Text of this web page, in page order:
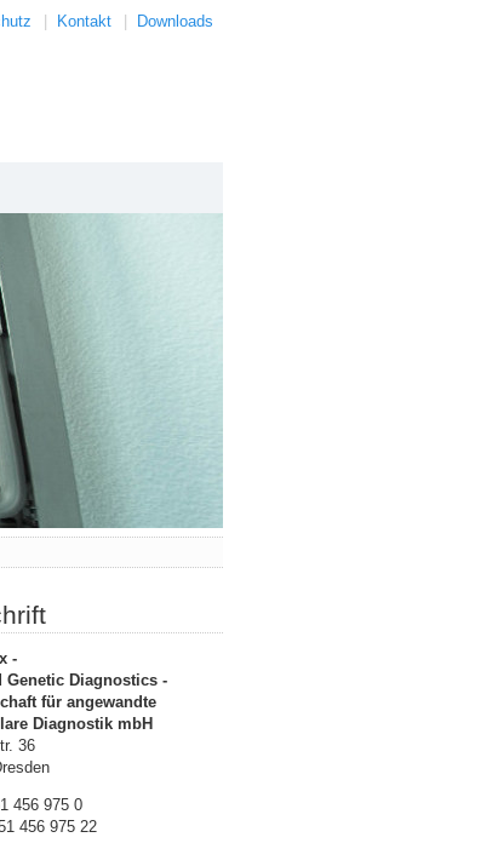
Kontakt Downloads
-
Genetic Diagnostics -
für angewandte
Diagnostik mbH
36
456 975 0
456 975 22